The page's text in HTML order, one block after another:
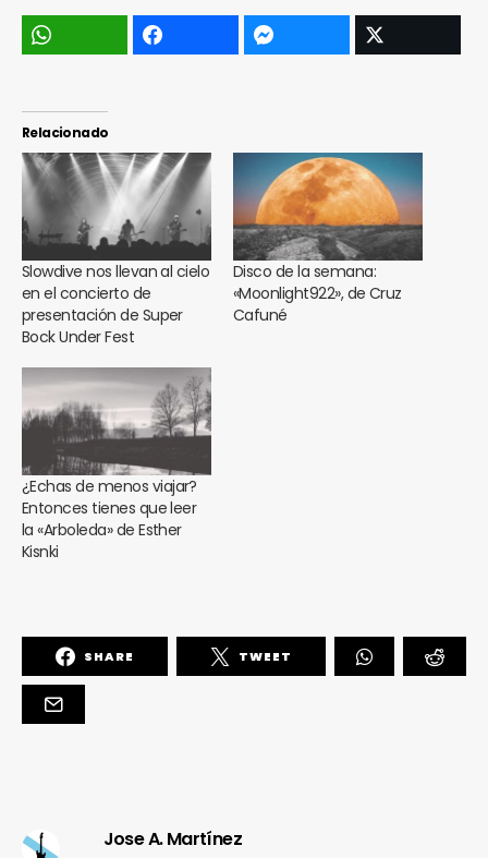
Relacionado
Slowdive nos llevan al cielo
en el concierto de
presentación de Super
Bock Under Fest
Disco de la semana:
«Moonlight922», de Cruz
Cafuné
¿Echas de menos viajar?
Entonces tienes que leer
la «Arboleda» de Esther
Kisnki
SHARE TWEET
Jose A. Martínez